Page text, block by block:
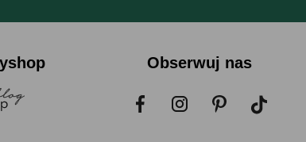
Obserwuj nas